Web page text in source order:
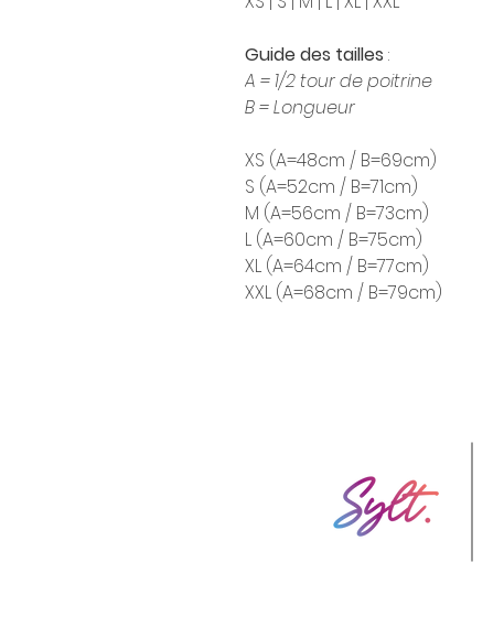
Guide des tailles :
A = 1/2 tour de poitrine
B = Longueur
XS (A=48cm / B=69cm)
S (A=52cm / B=71cm)
M (A=56cm / B=73cm)
L (A=60cm / B=75cm)
XL (A=64cm / B=77cm)
XXL (A=68cm / B=79cm)